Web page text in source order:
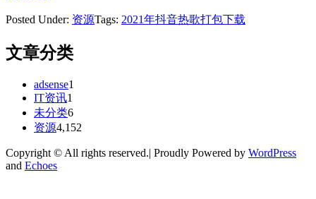
Posted Under: 资源Tags: 2021年抖音热歌打包下载
文章分类
adsense1
IT资讯1
未分类6
资源4,152
Copyright © All rights reserved.| Proudly Powered by WordPress
and Echoes